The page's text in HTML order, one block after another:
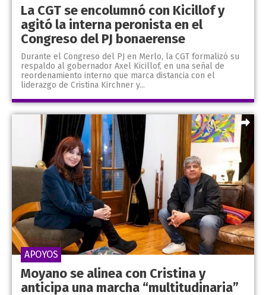
La CGT se encolumnó con Kicillof y
agitó la interna peronista en el
Congreso del PJ bonaerense
Durante el Congreso del PJ en Merlo, la CGT formalizó su
respaldo al gobernador Axel Kicillof, en una señal de
reordenamiento interno que marca distancia con el
liderazgo de Cristina Kirchner y...
Moyano se alinea con Cristina y
anticipa una marcha “multitudinaria”
APOYOS